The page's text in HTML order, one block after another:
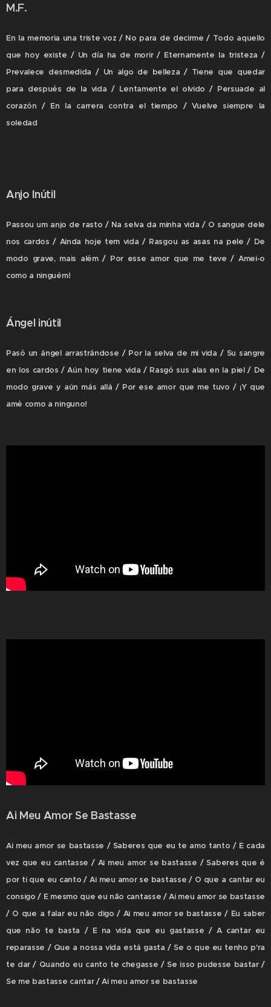
M.F.
En la memoria una triste voz / No para de decirme / Todo aquello
que hoy existe / Un día ha de morir / Eternamente la tristeza /
Prevalece desmedida / Un algo de belleza / Tiene que quedar
para después de la vida / Lentamente el olvido / Persuade al
corazón / En la carrera contra el tiempo / Vuelve siempre la
soledad
Anjo Inútil
Passou um anjo de rasto / Na selva da minha vida / O sangue dele
nos cardos / Ainda hoje tem vida / Rasgou as asas na pele / De
modo grave, mais além / Por esse amor que me teve / Amei-o
como a ninguém!
Ángel inútil
Pasó un ángel arrastrándose / Por la selva de mi vida / Su sangre
en los cardos / Aún hoy tiene vida / Rasgó sus alas en la piel / De
modo grave y aún más allá / Por ese amor que me tuvo / ¡Y que
amé como a ninguno!
Ai Meu Amor Se Bastasse
Ai meu amor se bastasse / Saberes que eu te amo tanto / E cada
vez que eu cantasse / Ai meu amor se bastasse / Saberes que é
por ti que eu canto / Ai meu amor se bastasse / O que a cantar eu
consigo / E mesmo que eu não cantasse / Ai meu amor se bastasse
/ O que a falar eu não digo / Ai meu amor se bastasse / Eu saber
que não te basta / E na vida que eu gastasse / A cantar eu
reparasse / Que a nossa vida está gasta / Se o que eu tenho p'ra
te dar / Quando eu canto te chegasse / Se isso pudesse bastar /
Se me bastasse cantar / Ai meu amor se bastasse